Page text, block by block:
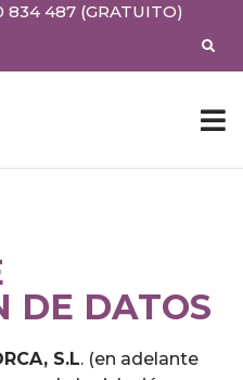
834 487 (GRATUITO)
DE DATOS
S.L. (en adelante